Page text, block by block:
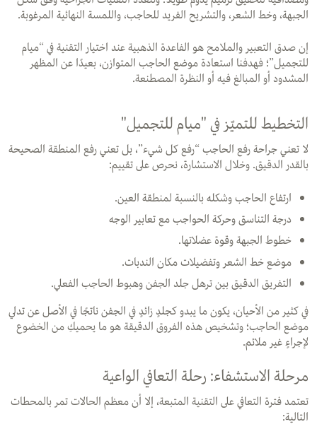
الجبهة، وخط الشعر، والتشريح الفريد للحاجب، واللمسة النهائية المرغوبة.
إن صدق التعبير والملامح هو الفاعدة الذهبية عند اختيار التقنية في “ميام
للتجميل”؛ فهدفنا استعادة موضع الحاجب المتوازن، بعيدًا عن المظهر
المشدود أو المبالغ فيه أو النظرة المصطنعة.
التخطيط للتميّز في "ميام للتجميل"
لا تعني جراحة رفع الحاجب “رفع كل شيء”، بل تعني رفع المنطقة الصحيحة
بالقدر الدقيق. وخلال الاستشارة، نحرص على تقييم:
ارتفاع الحاجب وشكله بالنسبة لمنطقة العين.
درجة التناسق وحركة الحواجب مع تعابير الوجه
خطوط الجبهة وقوة عضلاتها.
موضع خط الشعر وتفضيلات مكان الندبات.
التفريق الدقيق بين ترهل جلد الجفن وهبوط الحاجب الفعلي.
في كثير من الأحيان، يكون ما يبدو كجلدٍ زائدٍ في الجفن ناتجًا في الأصل عن تدلي
موضع الحاجب؛ وتشخيص هذه الفروق الدقيقة هو ما يحميكِ من الخضوع
لإجراءٍ غير ملائم.
مرحلة الاستشفاء: رحلة التعافي الواعية
تعتمد فترة التعافي على التقنية المتبعة، إلا أن معظم الحالات تمر بالمحطات
التالية: